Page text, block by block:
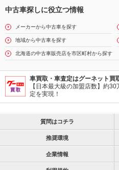
中古車探しに役立つ情報
メーカーから中古車を探す
地域から中古車を探す
北海道の中古車販売店を市区町村から探す
車買取・車査定はグーネット
【日本最大級の加盟店数】約
定を実現！
質問はコチラ
推奨環境
企業情報